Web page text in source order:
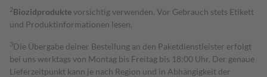
2Biozidproduktevorsichtig verwenden. Vor Gebrauch stets Etikett
und Produktinformationen lesen.
3Die Übergabe deiner Bestellung an den Paketdienstleister erfolgt
bei uns werktags von Montag bis Freitag bis 18:00 Uhr. Der genaue
Lieferzeitpunkt kann je nach Region und in Abhängigkeit der